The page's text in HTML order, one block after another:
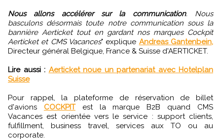
Nous allons accélérer sur la communication. Nous
basculons désormais toute notre communication sous la
bannière Aerticket tout en gardant nos marques Cockpit
Aerticket et CMS Vacances" explique Andreas Gantenbein,
Directeur général Belgique, France & Suisse d'AERTICKET.
Lire aussi : Aerticket noue un partenariat avec Hotelplan
Suisse
Pour rappel, la plateforme de réservation de billet
d'avions COCKPITest la marque B2B quand CMS
Vacances est orientée vers le service : support clients,
fulfillment, business travel, services aux TO ou au
corporate.